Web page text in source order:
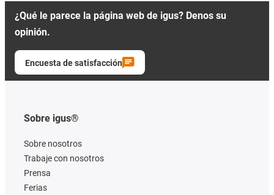
¿Qué le parece la página web de igus? Denos su
opinión.
Encuesta de satisfacción
Sobre igus®
Sobre nosotros
Trabaje con nosotros
Prensa
Ferias